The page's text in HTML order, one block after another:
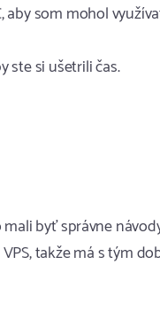
aby som mohol
ste si ušetrili čas.
byť správne
takže má s tým